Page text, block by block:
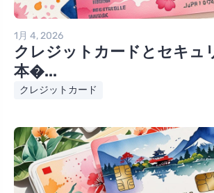
1月 4, 2026
クレジットカードとセキュ
本�...
クレジットカード